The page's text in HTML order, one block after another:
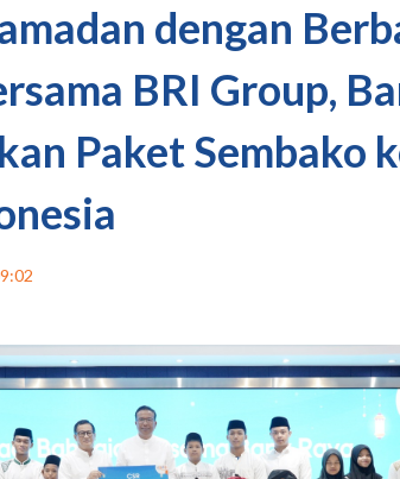
dengan
BRI Group,
Paket Sembako